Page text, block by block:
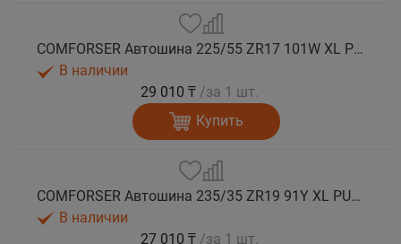
COMFORSER Автошина 225/55 ZR17 101W XL PURESPEED лето
В наличии
29 010 ₸ /за 1 шт.
Купить
COMFORSER Автошина 235/35 ZR19 91Y XL PURESPEED лето
В наличии
27 010 ₸ /за 1 шт.